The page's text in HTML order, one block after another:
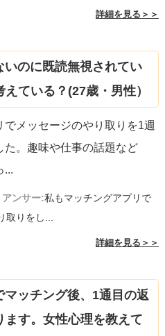
詳細を見る＞＞
いのに既読無視されてい
ている？(27歳・男性）
でメッセージのやり取りを1週
た。趣味や仕事の話題など
...
ンサー:私もマッチングアプリで
取りをし...
詳細を見る＞＞
マッチング後、1通目の返
す。女性心理を教えて